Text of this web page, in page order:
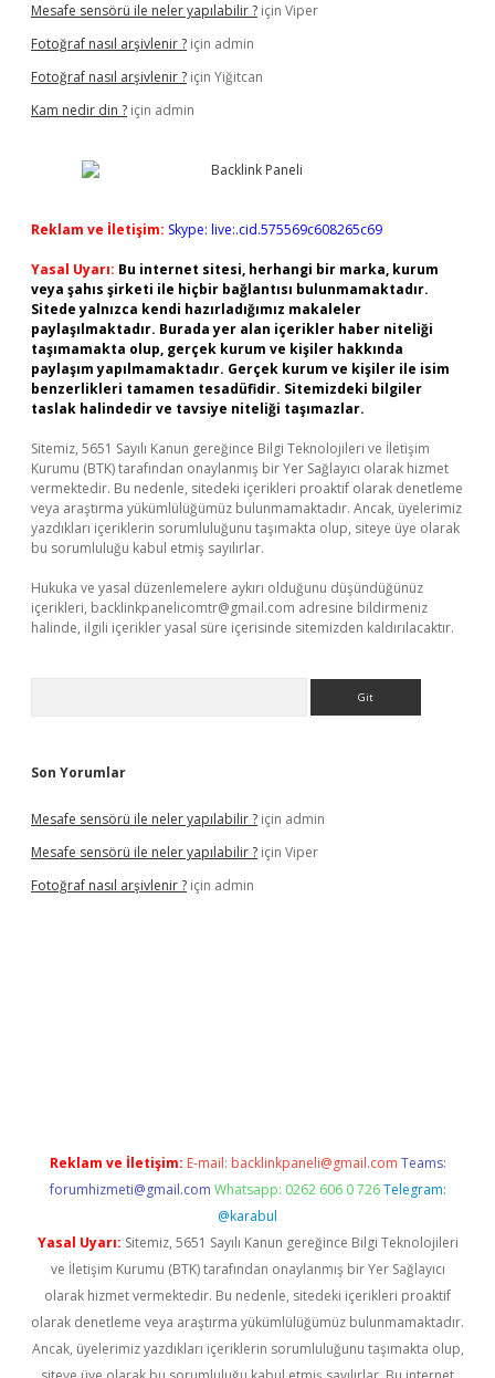
Mesafe sensörü ile neler yapılabilir ? için Viper
Fotoğraf nasıl arşivlenir ? için admin
Fotoğraf nasıl arşivlenir ? için Yiğitcan
Kam nedir din ? için admin
Reklam ve İletişim: Skype: live:.cid.575569c608265c69
Yasal Uyarı: Bu internet sitesi, herhangi bir marka, kurum
veya şahıs şirketi ile hiçbir bağlantısı bulunmamaktadır.
Sitede yalnızca kendi hazırladığımız makaleler
paylaşılmaktadır. Burada yer alan içerikler haber niteliği
taşımamakta olup, gerçek kurum ve kişiler hakkında
paylaşım yapılmamaktadır. Gerçek kurum ve kişiler ile isim
benzerlikleri tamamen tesadüfidir. Sitemizdeki bilgiler
taslak halindedir ve tavsiye niteliği taşımazlar.
Sitemiz, 5651 Sayılı Kanun gereğince Bilgi Teknolojileri ve İletişim
Kurumu (BTK) tarafından onaylanmış bir Yer Sağlayıcı olarak hizmet
vermektedir. Bu nedenle, sitedeki içerikleri proaktif olarak denetleme
veya araştırma yükümlülüğümüz bulunmamaktadır. Ancak, üyelerimiz
yazdıkları içeriklerin sorumluluğunu taşımakta olup, siteye üye olarak
bu sorumluluğu kabul etmiş sayılırlar.
Hukuka ve yasal düzenlemelere aykırı olduğunu düşündüğünüz
içerikleri, backlinkpanelicomtr@gmail.com adresine bildirmeniz
halinde, ilgili içerikler yasal süre içerisinde sitemizden kaldırılacaktır.
Son Yorumlar
Mesafe sensörü ile neler yapılabilir ? için admin
Mesafe sensörü ile neler yapılabilir ? için Viper
Fotoğraf nasıl arşivlenir ? için admin
Reklam ve İletişim: E-mail: backlinkpaneli@gmail.com Teams:
forumhizmeti@gmail.com Whatsapp: 0262 606 0 726 Telegram:
@karabul
Yasal Uyarı: Sitemiz, 5651 Sayılı Kanun gereğince Bilgi Teknolojileri
ve İletişim Kurumu (BTK) tarafından onaylanmış bir Yer Sağlayıcı
olarak hizmet vermektedir. Bu nedenle, sitedeki içerikleri proaktif
olarak denetleme veya araştırma yükümlülüğümüz bulunmamaktadır.
Ancak, üyelerimiz yazdıkları içeriklerin sorumluluğunu taşımakta olup,